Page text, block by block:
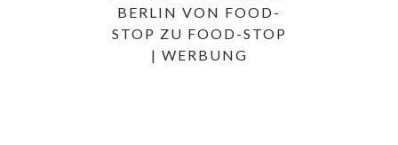
BERLIN VON FOOD-
STOP ZU FOOD-STOP
| WERBUNG